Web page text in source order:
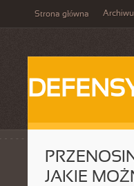
Strona główna
JAKIE